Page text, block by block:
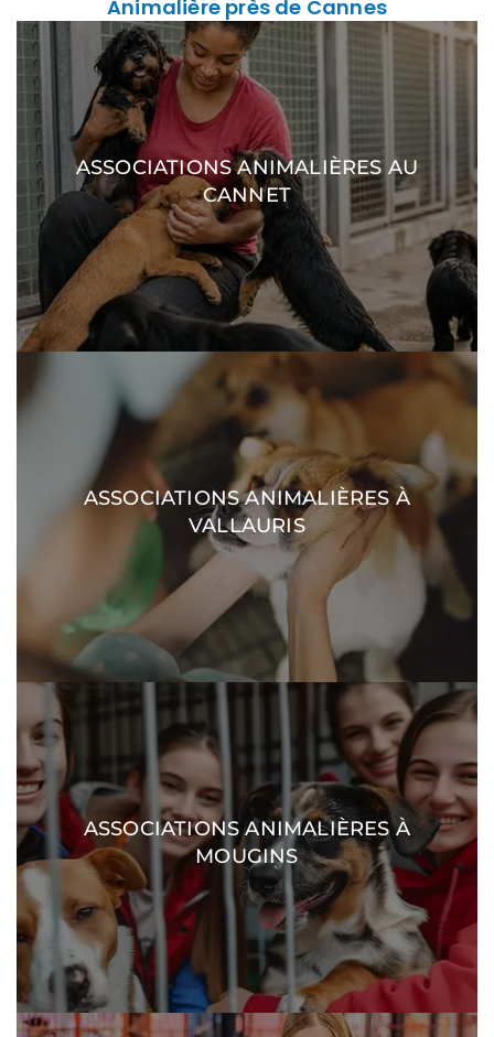
Animalière près de Cannes
ASSOCIATIONS ANIMALIÈRES AU
CANNET
DÉCOUVRIR
ASSOCIATIONS ANIMALIÈRES À
VALLAURIS
DÉCOUVRIR
ASSOCIATIONS ANIMALIÈRES À
MOUGINS
DÉCOUVRIR